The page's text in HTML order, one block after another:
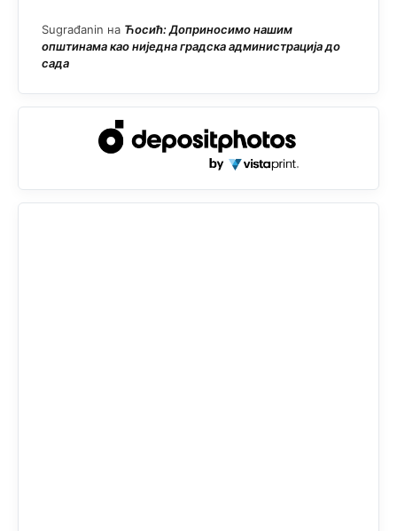
Sugrađanin на Ћосић: Доприносимо нашим
општинама као ниједна градска администрација до
сада